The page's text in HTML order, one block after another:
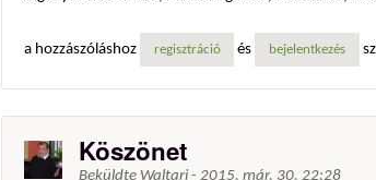
a hozzászóláshoz regisztráció és bejelentkezés
Köszönet
Beküldte Waltari - 2015. már. 30. 22:28